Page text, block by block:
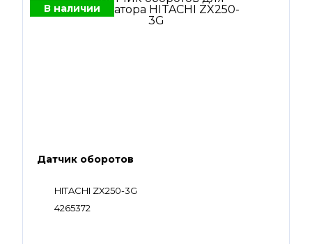
В наличии
Датчик оборотов
HITACHI ZX250-3G
4265372